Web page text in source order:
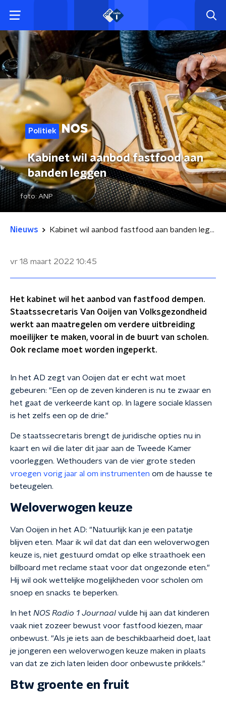
Politiek
Kabinet wil aanbod fastfood aan
banden leggen
foto:ANP
Nieuws Kabinet wil aanbod fastfood aan banden leggen
vr 18 maart 2022 10:45
Het kabinet wil het aanbod van fastfood dempen.
Staatssecretaris Van Ooijen van Volksgezondheid
werkt aan maatregelen om verdere uitbreiding
moeilijker te maken, vooral in de buurt van scholen.
Ook reclame moet worden ingeperkt.
In het AD zegt van Ooijen dat er echt wat moet
gebeuren: "Een op de zeven kinderen is nu te zwaar en
het gaat de verkeerde kant op. In lagere sociale klassen
is het zelfs een op de drie."
De staatssecretaris brengt de juridische opties nu in
kaart en wil die later dit jaar aan de Tweede Kamer
voorleggen. Wethouders van de vier grote steden
vroegen vorig jaar al om instrumenten om de hausse te
beteugelen.
Weloverwogen keuze
Van Ooijen in het AD: "Natuurlijk kan je een patatje
blijven eten. Maar ik wil dat dat dan een weloverwogen
keuze is, niet gestuurd omdat op elke straathoek een
billboard met reclame staat voor dat ongezonde eten."
Hij wil ook wettelijke mogelijkheden voor scholen om
snoep en snacks te beperken.
In het NOS Radio 1 Journaal vulde hij aan dat kinderen
vaak niet zozeer bewust voor fastfood kiezen, maar
onbewust. "Als je iets aan de beschikbaarheid doet, laat
je jongeren een weloverwogen keuze maken in plaats
van dat ze zich laten leiden door onbewuste prikkels."
Btw groente en fruit